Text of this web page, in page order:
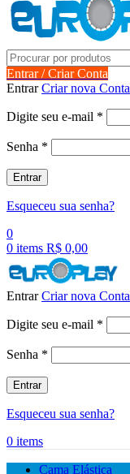
Entrar / Criar Conta
EntrarCriar nova Conta
Digite seu e-mail *
Senha *
Entrar
Esqueceu sua senha?
0
0 items R$ 0,00
EntrarCriar nova Conta
Digite seu e-mail *
Senha *
Entrar
Esqueceu sua senha?
0 items
Cama Elástica